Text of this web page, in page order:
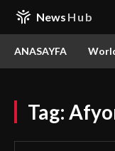
News Hub
ANASAYFA
Tag: